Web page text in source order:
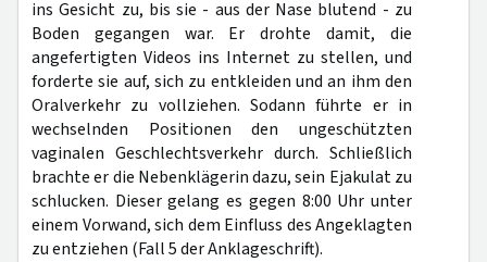
ins Gesicht zu, bis sie - aus der Nase blutend - zu
Boden gegangen war. Er drohte damit, die
angefertigten Videos ins Internet zu stellen, und
forderte sie auf, sich zu entkleiden und an ihm den
Oralverkehr zu vollziehen. Sodann führte er in
wechselnden Positionen den ungeschützten
vaginalen Geschlechtsverkehr durch. Schließlich
brachte er die Nebenklägerin dazu, sein Ejakulat zu
schlucken. Dieser gelang es gegen 8:00 Uhr unter
einem Vorwand, sich dem Einfluss des Angeklagten
zu entziehen (Fall 5 der Anklageschrift).